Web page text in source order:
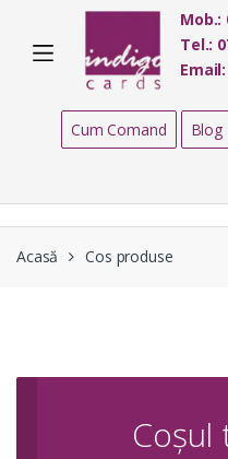
navigation
content
Mob.:
Tel.:
Email:
Cum Comand Blog
Acasă Cos produse
Coșul